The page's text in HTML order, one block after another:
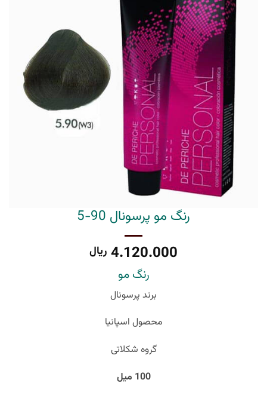
رنگ مو پرسونال 90-5
4.120.000 ریال
رنگ مو
برند پرسونال
محصول اسپانیا
گروه شکلاتی
100 میل